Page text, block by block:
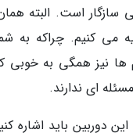
سازگار است. البته
می کنیم. چراکه
نیز همگی به خوبی
ای ندارند.